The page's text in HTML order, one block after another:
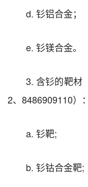
d. 钐铝合金；
e. 钐镁合金。
3. 含钐的靶材
2、8486909110）：
a. 钐靶;
b. 钐钴合金靶;